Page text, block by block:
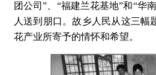
团公司”、“福建兰花基地”和“华
人送到朋口。故乡人民从这三幅
花产业所寄予的情怀和希望。